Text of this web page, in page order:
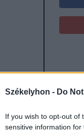
Székelyhon - Do
If you wish to opt-out of
sensitive information
E-
Jelszó